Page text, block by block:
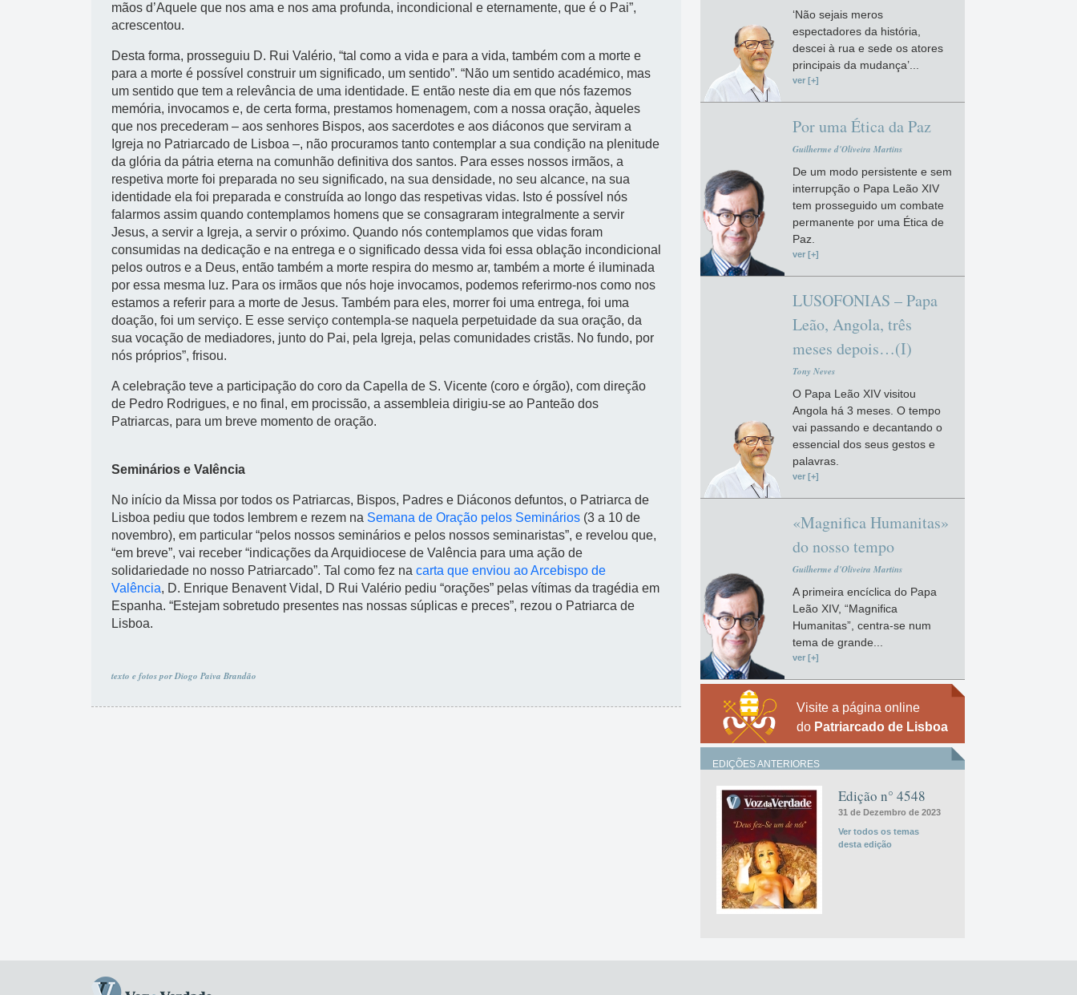
mãos d’Aquele que nos ama e nos ama profunda, incondicional e eternamente, que é o Pai”,
acrescentou.
Desta forma, prosseguiu D. Rui Valério, “tal como a vida e para a vida, também com a morte e
para a morte é possível construir um significado, um sentido”. “Não um sentido académico, mas
um sentido que tem a relevância de uma identidade. E então neste dia em que nós fazemos
memória, invocamos e, de certa forma, prestamos homenagem, com a nossa oração, àqueles
que nos precederam – aos senhores Bispos, aos sacerdotes e aos diáconos que serviram a
Igreja no Patriarcado de Lisboa –, não procuramos tanto contemplar a sua condição na plenitude
da glória da pátria eterna na comunhão definitiva dos santos. Para esses nossos irmãos, a
respetiva morte foi preparada no seu significado, na sua densidade, no seu alcance, na sua
identidade ela foi preparada e construída ao longo das respetivas vidas. Isto é possível nós
falarmos assim quando contemplamos homens que se consagraram integralmente a servir
Jesus, a servir a Igreja, a servir o próximo. Quando nós contemplamos que vidas foram
consumidas na dedicação e na entrega e o significado dessa vida foi essa oblação incondicional
pelos outros e a Deus, então também a morte respira do mesmo ar, também a morte é iluminada
por essa mesma luz. Para os irmãos que nós hoje invocamos, podemos referirmo-nos como nos
estamos a referir para a morte de Jesus. Também para eles, morrer foi uma entrega, foi uma
doação, foi um serviço. E esse serviço contempla-se naquela perpetuidade da sua oração, da
sua vocação de mediadores, junto do Pai, pela Igreja, pelas comunidades cristãs. No fundo, por
nós próprios”, frisou.
A celebração teve a participação do coro da Capella de S. Vicente (coro e órgão), com direção
de Pedro Rodrigues, e no final, em procissão, a assembleia dirigiu-se ao Panteão dos
Patriarcas, para um breve momento de oração.
Seminários e Valência
No início da Missa por todos os Patriarcas, Bispos, Padres e Diáconos defuntos, o Patriarca de
Lisboa pediu que todos lembrem e rezem na Semana de Oração pelos Seminários (3 a 10 de
novembro), em particular “pelos nossos seminários e pelos nossos seminaristas”, e revelou que,
“em breve”, vai receber “indicações da Arquidiocese de Valência para uma ação de
solidariedade no nosso Patriarcado”. Tal como fez na carta que enviou ao Arcebispo de
Valência, D. Enrique Benavent Vidal, D Rui Valério pediu “orações” pelas vítimas da tragédia em
Espanha. “Estejam sobretudo presentes nas nossas súplicas e preces”, rezou o Patriarca de
Lisboa.
texto e fotos por Diogo Paiva Brandão
‘Não sejais meros
espectadores da história,
descei à rua e sede os atores
principais da mudança’...
ver [+]
Por uma Ética da Paz
Guilherme d'Oliveira Martins
De um modo persistente e sem
interrupção o Papa Leão XIV
tem prosseguido um combate
permanente por uma Ética de
Paz.
ver [+]
LUSOFONIAS – Papa
Leão, Angola, três
meses depois…(I)
Tony Neves
O Papa Leão XIV visitou
Angola há 3 meses. O tempo
vai passando e decantando o
essencial dos seus gestos e
palavras.
ver [+]
«Magnifica Humanitas»
do nosso tempo
Guilherme d'Oliveira Martins
A primeira encíclica do Papa
Leão XIV, “Magnifica
Humanitas”, centra-se num
tema de grande...
ver [+]
Visite a página online
do Patriarcado de Lisboa
EDIÇÕES ANTERIORES
Edição n° 4548
31 de Dezembro de 2023
Ver todos os temas
desta edição